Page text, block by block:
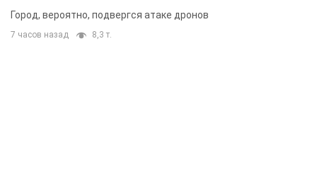
Город, вероятно, подвергся атаке дронов
7 часов назад 8,3 т.